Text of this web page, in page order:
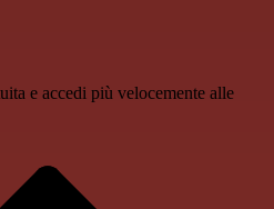
e accedi più velocemente alle